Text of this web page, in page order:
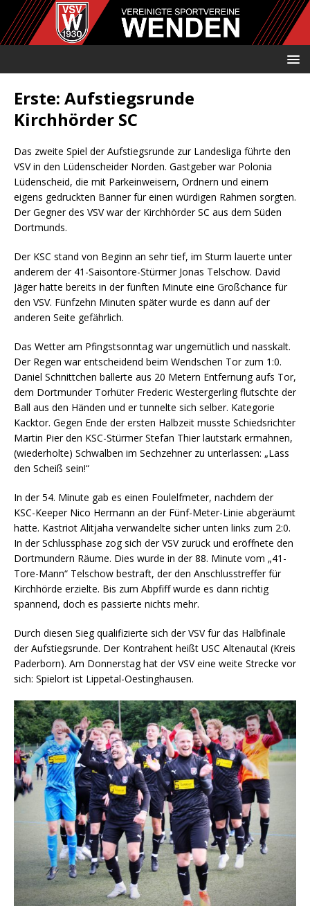
Erste: Aufstiegsrunde
Kirchhörder SC
Das zweite Spiel der Aufstiegsrunde zur Landesliga führte den
VSV in den Lüdenscheider Norden. Gastgeber war Polonia
Lüdenscheid, die mit Parkeinweisern, Ordnern und einem
eigens gedruckten Banner für einen würdigen Rahmen sorgten.
Der Gegner des VSV war der Kirchhörder SC aus dem Süden
Dortmunds.
Der KSC stand von Beginn an sehr tief, im Sturm lauerte unter
anderem der 41-Saisontore-Stürmer Jonas Telschow. David
Jäger hatte bereits in der fünften Minute eine Großchance für
den VSV. Fünfzehn Minuten später wurde es dann auf der
anderen Seite gefährlich.
Das Wetter am Pfingstsonntag war ungemütlich und nasskalt.
Der Regen war entscheidend beim Wendschen Tor zum 1:0.
Daniel Schnittchen ballerte aus 20 Metern Entfernung aufs Tor,
dem Dortmunder Torhüter Frederic Westergerling flutschte der
Ball aus den Händen und er tunnelte sich selber. Kategorie
Kacktor. Gegen Ende der ersten Halbzeit musste Schiedsrichter
Martin Pier den KSC-Stürmer Stefan Thier lautstark ermahnen,
(wiederholte) Schwalben im Sechzehner zu unterlassen: „Lass
den Scheiß sein!“
In der 54. Minute gab es einen Foulelfmeter, nachdem der
KSC-Keeper Nico Hermann an der Fünf-Meter-Linie abgeräumt
hatte. Kastriot Alitjaha verwandelte sicher unten links zum 2:0.
In der Schlussphase zog sich der VSV zurück und eröffnete den
Dortmundern Räume. Dies wurde in der 88. Minute vom „41-
Tore-Mann“ Telschow bestraft, der den Anschlusstreffer für
Kirchhörde erzielte. Bis zum Abpfiff wurde es dann richtig
spannend, doch es passierte nichts mehr.
Durch diesen Sieg qualifizierte sich der VSV für das Halbfinale
der Aufstiegsrunde. Der Kontrahent heißt USC Altenautal (Kreis
Paderborn). Am Donnerstag hat der VSV eine weite Strecke vor
sich: Spielort ist Lippetal-Oestinghausen.